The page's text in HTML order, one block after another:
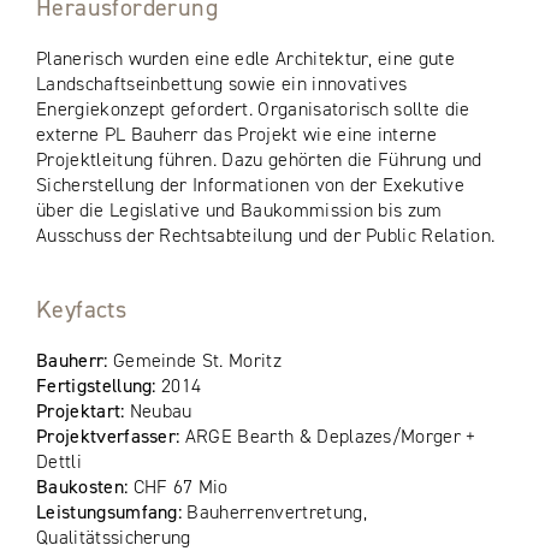
Herausforderung
Planerisch wurden eine edle Architektur, eine gute
Landschaftseinbettung sowie ein innovatives
Energiekonzept gefordert. Organisatorisch sollte die
externe PL Bauherr das Projekt wie eine interne
Projektleitung führen. Dazu gehörten die Führung und
Sicherstellung der Informationen von der Exekutive
über die Legislative und Baukommission bis zum
Ausschuss der Rechtsabteilung und der Public Relation.
Keyfacts
Bauherr: Gemeinde St. Moritz
Fertigstellung:2014
Projektart: Neubau
Projektverfasser: ARGE Bearth & Deplazes/Morger +
Dettli
Baukosten: CHF 67 Mio
Leistungsumfang: Bauherrenvertretung,
Qualitätssicherung